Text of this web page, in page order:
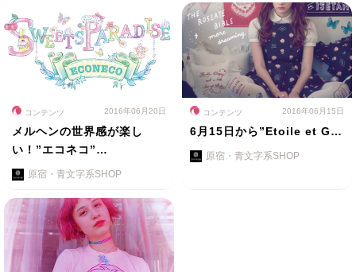
コンテンツ 2016年06月20日
メルヘンの世界感が楽し
い！”エコネコ”…
原宿・青文字系SHOP
コンテンツ 2016年06月15日
6月15日から”Etoile et G…
原宿・青文字系SHOP